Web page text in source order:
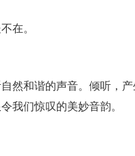
在。
然和谐的声音。倾听，
我们惊叹的美妙音韵。